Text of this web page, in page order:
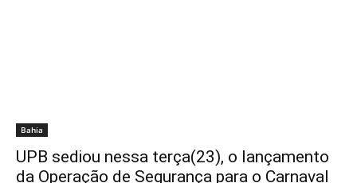
Bahia
UPB sediou nessa terça(23), o lançamento
da Operação de Segurança para o Carnaval